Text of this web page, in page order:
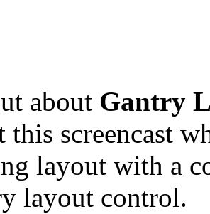
about Gantry
this screencast
layout with a
layout control.